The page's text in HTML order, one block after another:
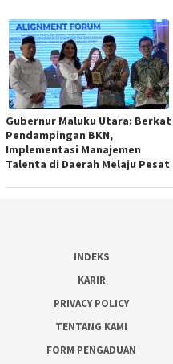
Gubernur Maluku Utara: Berkat
Pendampingan BKN,
Implementasi Manajemen
Talenta di Daerah Melaju Pesat
INDEKS
KARIR
PRIVACY POLICY
TENTANG KAMI
FORM PENGADUAN